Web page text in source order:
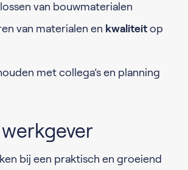
van bouwmaterialen
van materialen en kwaliteit op
met collega’s en planning
bij een praktisch en groeiend